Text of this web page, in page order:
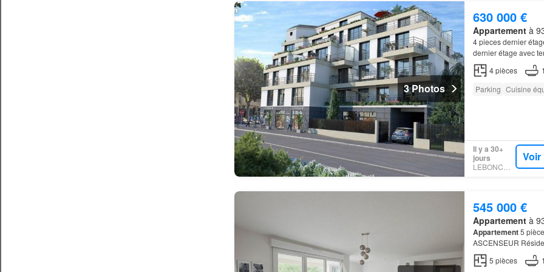
3 Photos
630 000 €
Appartementà
4 pieces dernier
dernier étage avec
cuisine ouverte sur
4pièces
Parking Cuisine
Il y a 30+
jours
545 000 €
Appartementà
Appartement5
ASCENSEUR
spacieux F5
5 pièces